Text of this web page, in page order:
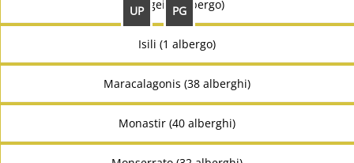
UP PG
Gergei (1 albergo)
Isili (1 albergo)
Maracalagonis (38 alberghi)
Monastir (40 alberghi)